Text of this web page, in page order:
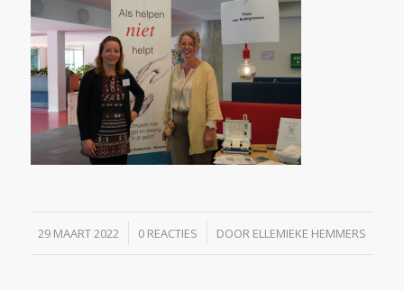
29 MAART 2022
/ 0 REACTIES
/ DOOR ELLEMIEKE HEMMERS